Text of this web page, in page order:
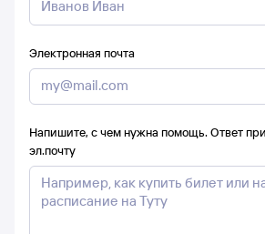
Электронная почта
Напишите, с чем нужна помощь. Ответ
эл.почту